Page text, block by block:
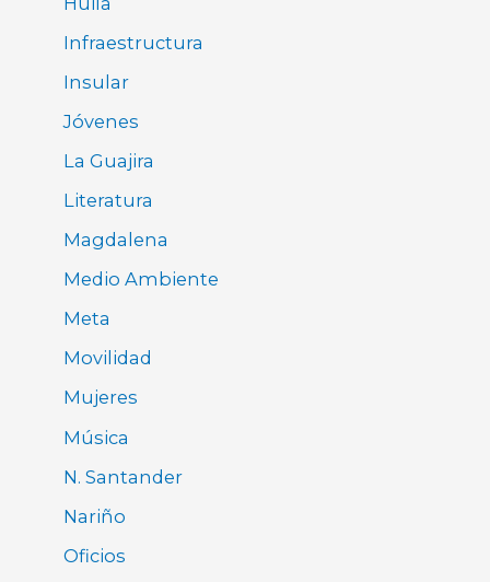
Infraestructura
Insular
Jóvenes
La Guajira
Literatura
Magdalena
Medio Ambiente
Meta
Movilidad
Mujeres
Música
N. Santander
Nariño
Oficios